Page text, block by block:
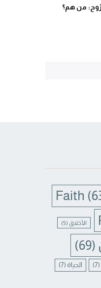
من هم؟
Faith
الأخلاق (5)
(69)
(7) الحياة (7)